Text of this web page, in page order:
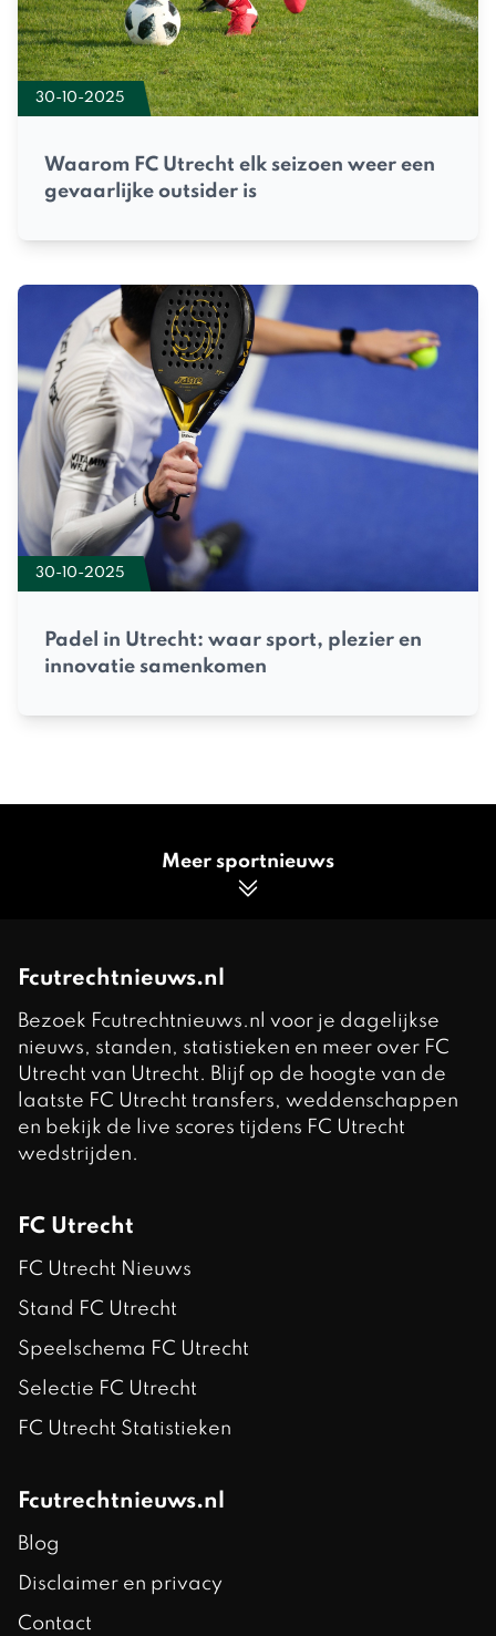
30-10-2025
Waarom FC Utrecht elk seizoen weer een
gevaarlijke outsider is
30-10-2025
Padel in Utrecht: waar sport, plezier en
innovatie samenkomen
Meer sportnieuws
Fcutrechtnieuws.nl
Bezoek Fcutrechtnieuws.nl voor je dagelijkse
nieuws, standen, statistieken en meer over FC
Utrecht van Utrecht. Blijf op de hoogte van de
laatste FC Utrecht transfers, weddenschappen
en bekijk de live scores tijdens FC Utrecht
wedstrijden.
FC Utrecht
FC Utrecht Nieuws
Stand FC Utrecht
Speelschema FC Utrecht
Selectie FC Utrecht
FC Utrecht Statistieken
Fcutrechtnieuws.nl
Blog
Disclaimer en privacy
Contact